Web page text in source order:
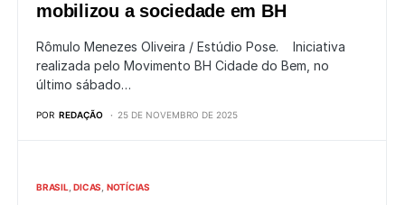
mobilizou a sociedade em BH
Rômulo Menezes Oliveira / Estúdio Pose. Iniciativa
realizada pelo Movimento BH Cidade do Bem, no
último sábado…
POR REDAÇÃO 25 DE NOVEMBRO DE 2025
BRASIL DICAS NOTÍCIAS